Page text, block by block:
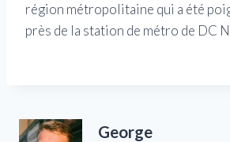
région métropolitaine qui a été
près de la station de métro de DC
George